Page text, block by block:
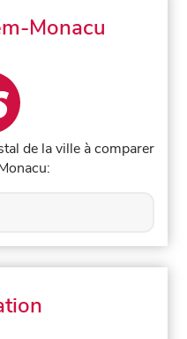
Monacu
de la ville à comparer